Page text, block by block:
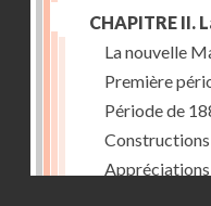
CHAPITRE II.
La nouvelle
Première
Période de